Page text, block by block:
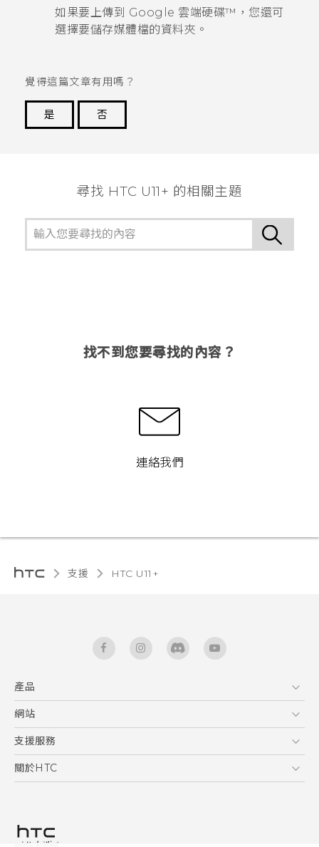
如果要上傳到 Google 雲端硬碟™ ，您還可
選擇要儲存媒體檔的資料夾。
覺得這篇文章有用嗎？
是
否
尋找 HTC U11+ 的相關主題
找不到您要尋找的內容？
連絡我們
支援 HTC U11+‎
產品
5G
智能手機
區塊鍊手機
網站
HTC Dev
HTC Research
支援服務
服務中心
關於HTC
私隱政策